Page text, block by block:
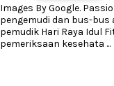
Images By Google.
pengemudi dan bus-
pemudik Hari Raya Idul
pemeriksaan kesehata ...